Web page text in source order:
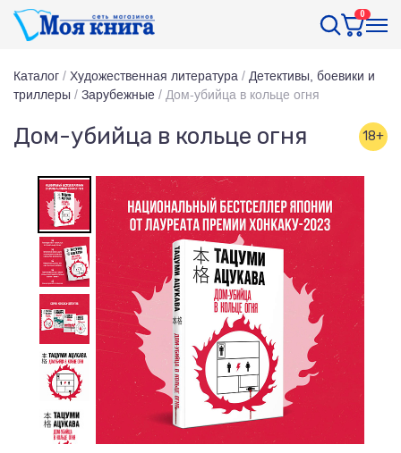
0
Каталог / Художественная литература / Детективы, боевики и
триллеры / Зарубежные / Дом-убийца в кольце огня
Дом-убийца в кольце огня 18+